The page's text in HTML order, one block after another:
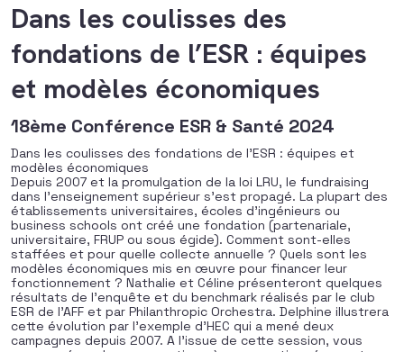
Dans les coulisses des
fondations de l’ESR : équipes
et modèles économiques
18ème Conférence ESR & Santé 2024
Dans les coulisses des fondations de l’ESR : équipes et
modèles économiques
Depuis 2007 et la promulgation de la loi LRU, le fundraising
dans l’enseignement supérieur s’est propagé. La plupart des
établissements universitaires, écoles d’ingénieurs ou
business schools ont créé une fondation (partenariale,
universitaire, FRUP ou sous égide). Comment sont-elles
staffées et pour quelle collecte annuelle ? Quels sont les
modèles économiques mis en œuvre pour financer leur
fonctionnement ? Nathalie et Céline présenteront quelques
résultats de l’enquête et du benchmark réalisés par le club
ESR de l’AFF et par Philanthropic Orchestra. Delphine illustrera
cette évolution par l’exemple d’HEC qui a mené deux
campagnes depuis 2007. A l’issue de cette session, vous